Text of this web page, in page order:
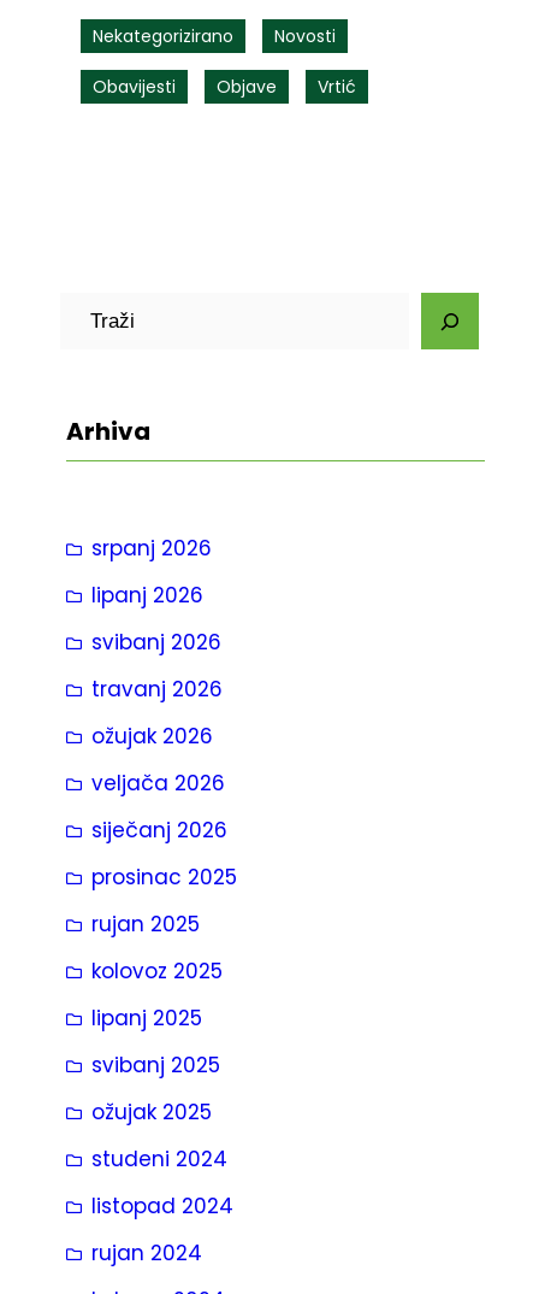
Nekategorizirano Novosti
Obavijesti Objave Vrtić
r
a
Arhiva
srpanj 2026
lipanj 2026
svibanj 2026
travanj 2026
ožujak 2026
veljača 2026
siječanj 2026
prosinac 2025
rujan 2025
kolovoz 2025
lipanj 2025
svibanj 2025
ožujak 2025
studeni 2024
listopad 2024
rujan 2024